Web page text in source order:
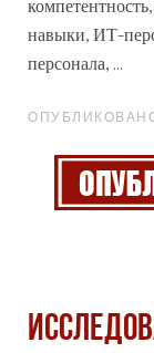
навыки, ИТ-
персонала, ...